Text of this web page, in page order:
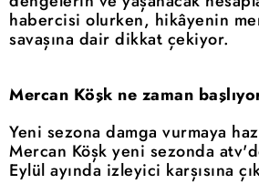
habercisi olurken, hikâyenin
savaşına dair dikkat çekiyor.
Mercan Köşk ne zaman
Yeni sezona damga vurmaya
Mercan Köşk yeni sezonda
Eylül ayında izleyici karşısına